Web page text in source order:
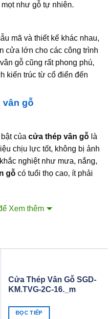
như gỗ tự nhiên.
mã và thiết kế khác nhau,
cửa lớn cho các công trình
gỗ cũng rất phong phú,
kiến trúc từ cổ điển đến
vân gỗ
của cửa thép vân gỗ là
chịu lực tốt, không bị ảnh
nghiệt như mưa, nắng,
gỗ có tuổi thọ cao, ít phải
tính bảo mật cho ngôi
tự nhiên. Sản phẩm này
Xem thêm
Cửa Thép Vân Gỗ SGD-
KM.TVG-2C-16._m
ĐỌC TIẾP